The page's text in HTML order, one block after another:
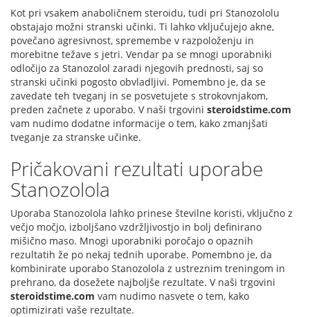
Kot pri vsakem anaboličnem steroidu, tudi pri Stanozololu
obstajajo možni stranski učinki. Ti lahko vključujejo akne,
povečano agresivnost, spremembe v razpoloženju in
morebitne težave s jetri. Vendar pa se mnogi uporabniki
odločijo za Stanozolol zaradi njegovih prednosti, saj so
stranski učinki pogosto obvladljivi. Pomembno je, da se
zavedate teh tveganj in se posvetujete s strokovnjakom,
preden začnete z uporabo. V naši trgovini steroidstime.com
vam nudimo dodatne informacije o tem, kako zmanjšati
tveganje za stranske učinke.
Pričakovani rezultati uporabe
Stanozolola
Uporaba Stanozolola lahko prinese številne koristi, vključno z
večjo močjo, izboljšano vzdržljivostjo in bolj definirano
mišično maso. Mnogi uporabniki poročajo o opaznih
rezultatih že po nekaj tednih uporabe. Pomembno je, da
kombinirate uporabo Stanozolola z ustreznim treningom in
prehrano, da dosežete najboljše rezultate. V naši trgovini
steroidstime.com vam nudimo nasvete o tem, kako
optimizirati vaše rezultate.